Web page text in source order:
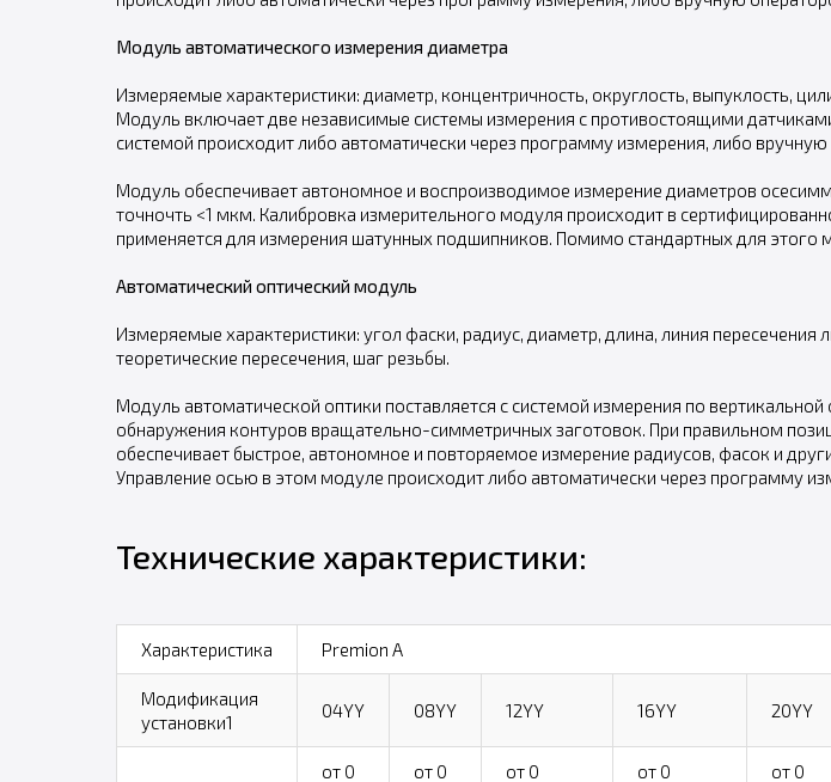
Модуль автоматического измерения диаметра
Измеряемые характеристики: диаметр, концентричность, округлость, выпуклость,
Модуль включает две независимые системы измерения с противостоящими
системой происходит либо автоматически через программу измерения, либо
Модуль обеспечивает автономное и воспроизводимое измерение диаметров
точночть <1 мкм. Калибровка измерительного модуля происходит в
применяется для измерения шатунных подшипников. Помимо стандартных для этого
Автоматический оптический модуль
Измеряемые характеристики: угол фаски, радиус, диаметр, длина, линия пересечения
теоретические пересечения, шаг резьбы.
Модуль автоматической оптики поставляется с системой измерения по
обнаружения контуров вращательно-симметричных заготовок. При правильном
обеспечивает быстрое, автономное и повторяемое измерение радиусов, фасок и
Управление осью в этом модуле происходит либо автоматически через программу
Технические характеристики:
Характеристика Premion А
Модификация
установки1
04YY 08YY 12YY 16YY 20YY
от 0 от 0 от 0 от 0 от 0